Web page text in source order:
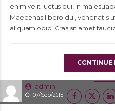
admin
07/Sep/2015
enim velit luctus dui, in
Maecenas libero dui, venenatis
aliquam odio. Cras sit amet
CONTINUE